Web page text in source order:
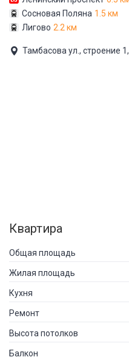
Сосновая Поляна 1.5 км
Лигово 2.2 км
Тамбасова ул., строение
Квартира
Общая площадь
Жилая площадь
Кухня
Ремонт
Высота потолков
Балкон